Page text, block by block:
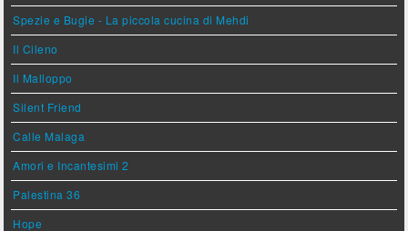
Spezie e Bugie - La piccola cucina di Mehdi
Il Cileno
Il Malloppo
Silent Friend
Calle Malaga
Amori e Incantesimi 2
Palestina 36
Hope